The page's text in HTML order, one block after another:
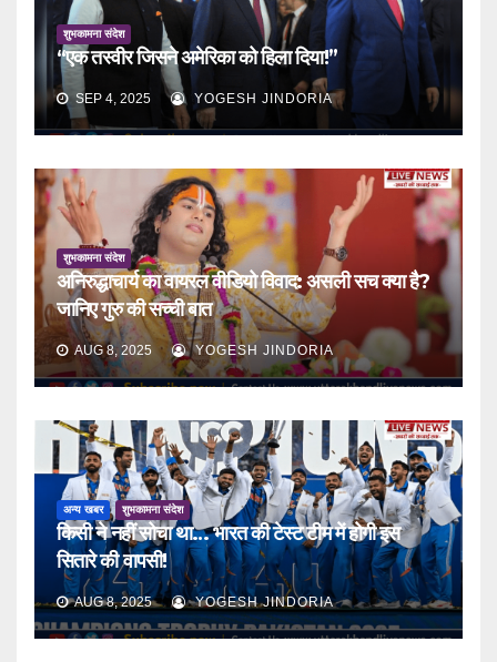
शुभकामना संदेश
“एक तस्वीर जिसने अमेरिका को हिला दिया!”
SEP 4, 2025 YOGESH JINDORIA
शुभकामना संदेश
अनिरुद्धाचार्य का वायरल वीडियो विवाद: असली सच क्या है?
जानिए गुरु की सच्ची बात
AUG 8, 2025 YOGESH JINDORIA
अन्य खबर शुभकामना संदेश
किसी ने नहीं सोचा था… भारत की टेस्ट टीम में होगी इस
सितारे की वापसी!
AUG 8, 2025 YOGESH JINDORIA